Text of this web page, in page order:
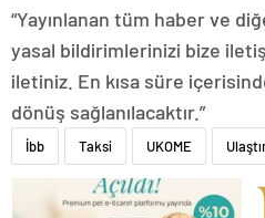
“Yayınlanan tüm haber ve
yasal bildirimlerinizi bize
iletiniz. En kısa süre
dönüş sağlanılacaktır.”
İbb Taksi UKOME